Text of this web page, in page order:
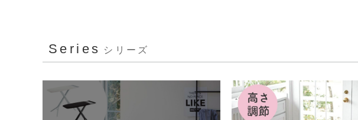
Series シリーズ